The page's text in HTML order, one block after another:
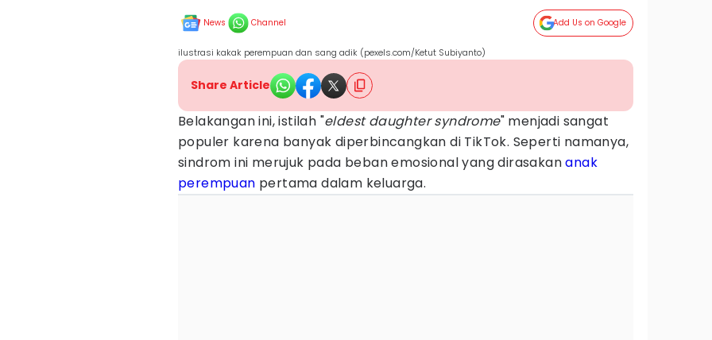
News Channel Add Us on Google
ilustrasi kakak perempuan dan sang adik (pexels.com/Ketut Subiyanto)
Share Article
Belakangan ini, istilah "eldest daughter syndrome" menjadi sangat
populer karena banyak diperbincangkan di TikTok. Seperti namanya,
sindrom ini merujuk pada beban emosional yang dirasakananak
perempuan pertama dalam keluarga.